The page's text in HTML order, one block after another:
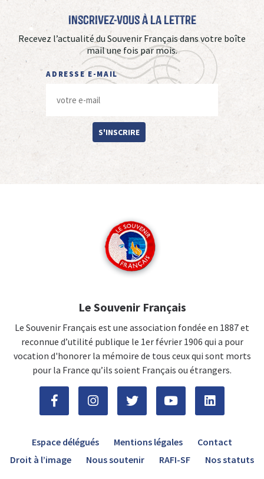
Inscrivez-vous à La Lettre
Recevez l’actualité du Souvenir Français dans votre boîte
mail une fois par mois.
ADRESSE E-MAIL
S'INSCRIRE
Le Souvenir Français
Le Souvenir Français est une association fondée en 1887 et
reconnue d’utilité publique le 1er février 1906 qui a pour
vocation d'honorer la mémoire de tous ceux qui sont morts
pour la France qu’ils soient Français ou étrangers.
Espace délégués Mentions légales
Contact
Droit à l’image
Nous soutenir RAFI-SF Nos statuts